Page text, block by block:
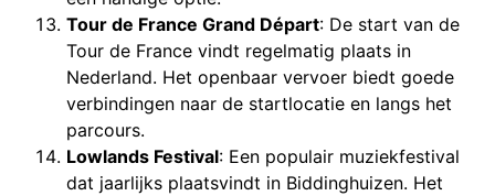
Tour de France Grand Départ: De start van de
Tour de France vindt regelmatig plaats in
Nederland. Het openbaar vervoer biedt goede
verbindingen naar de startlocatie en langs het
parcours.
Lowlands Festival: Een populair muziekfestival
dat jaarlijks plaatsvindt in Biddinghuizen. Het